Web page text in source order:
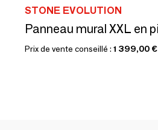
STONE EVOLUTION
Prix de vente conseillé : 1 399,00 €